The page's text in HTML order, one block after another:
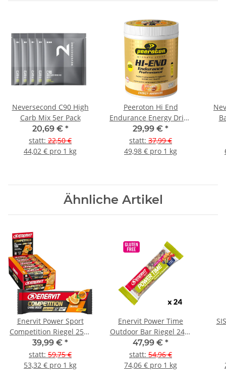
Neversecond C90 High
Carb Mix 5er Pack
20,69 € *
statt: 22,50 €
44,02 € pro 1 kg
Peeroton Hi End
Endurance Energy Drink
600g Dose Pfirsich
29,99 € *
statt: 37,99 €
49,98 € pro 1 kg
Ähnliche Artikel
Enervit Power Sport
Competition Riegel 25er
Box Orange
39,99 € *
statt: 59,75 €
53,32 € pro 1 kg
Enervit Power Time
Outdoor Bar Riegel 24er
Box
47,99 € *
statt: 54,96 €
74,06 € pro 1 kg